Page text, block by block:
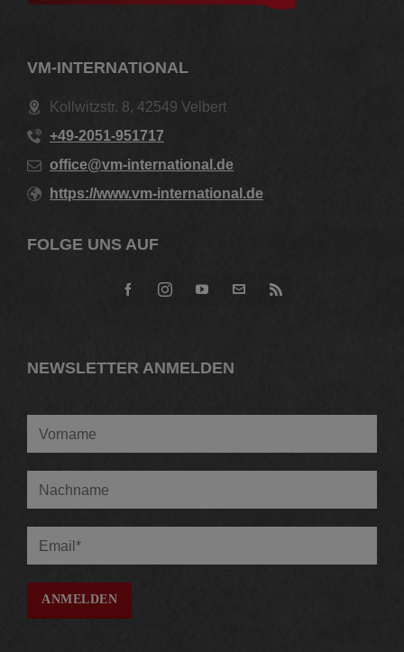
VM-INTERNATIONAL
Kollwitzstr. 8, 42549 Velbert
+49-2051-951717
office@vm-international.de
https://www.vm-international.de
FOLGE UNS AUF
NEWSLETTER ANMELDEN